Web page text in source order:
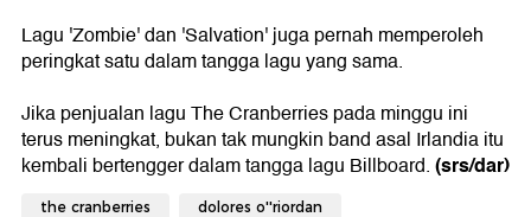
Lagu 'Zombie' dan 'Salvation' juga pernah memperoleh
peringkat satu dalam tangga lagu yang sama.
Jika penjualan lagu The Cranberries pada minggu ini
terus meningkat, bukan tak mungkin band asal Irlandia itu
kembali bertengger dalam tangga lagu Billboard.(srs/dar)
the cranberries dolores o''riordan